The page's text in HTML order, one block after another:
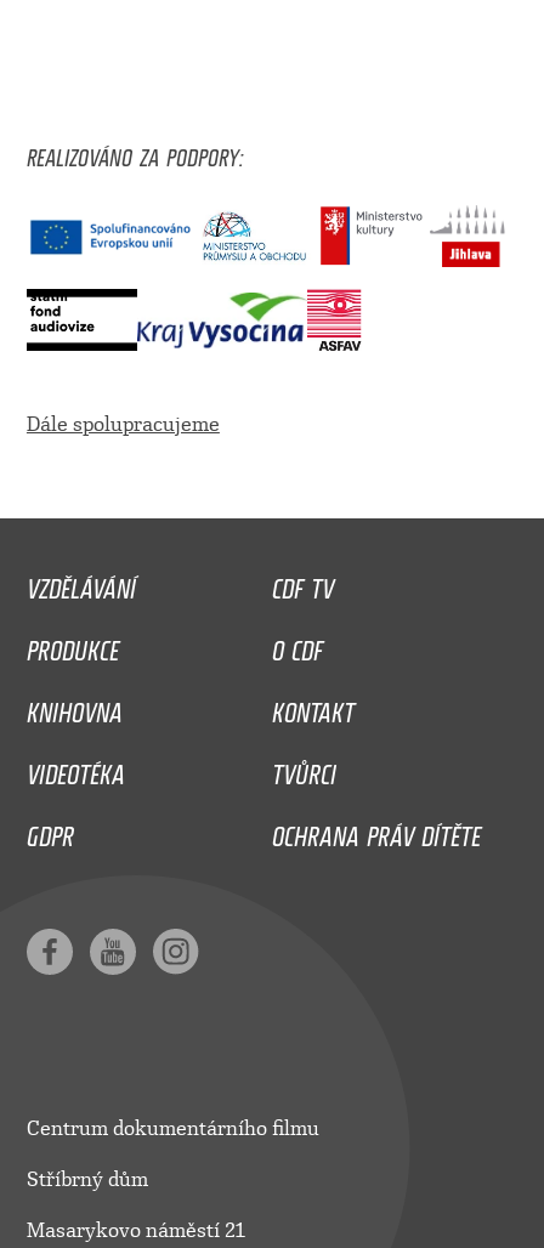
REALIZOVÁNO ZA PODPORY:
Dále spolupracujeme
VZDĚLÁVÁNÍ
CDF TV
PRODUKCE
O CDF
KNIHOVNA
KONTAKT
VIDEOTÉKA
TVŮRCI
GDPR
OCHRANA PRÁV DÍTĚTE
Centrum dokumentárního filmu
Stříbrný dům
Masarykovo náměstí 21